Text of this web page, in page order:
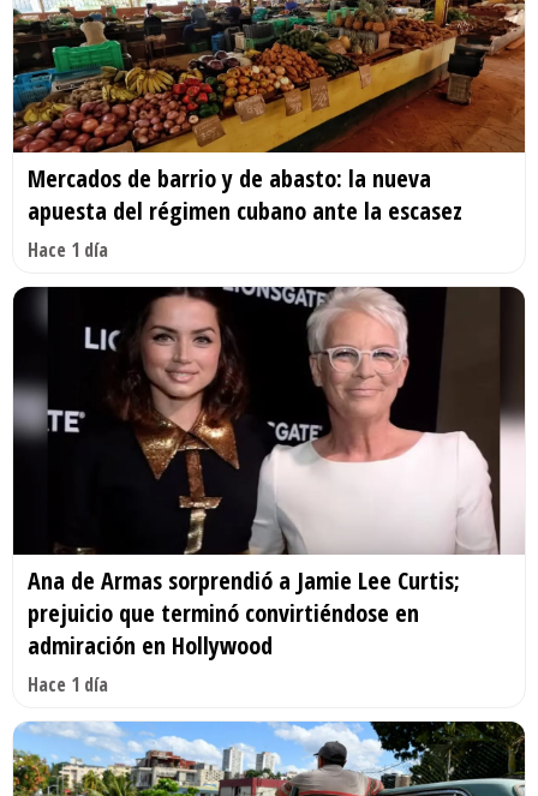
Mercados de barrio y de abasto: la nueva
apuesta del régimen cubano ante la escasez
Hace 1 día
Ana de Armas sorprendió a Jamie Lee Curtis;
prejuicio que terminó convirtiéndose en
admiración en Hollywood
Hace 1 día